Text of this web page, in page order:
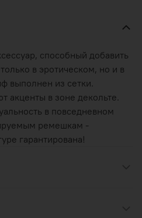
способный добавить
в эротическом, но и в
выполнен из сетки.
акценты в зоне декольте.
в повседневном
ремешкам -
гарантирована!